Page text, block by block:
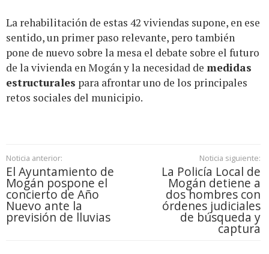
La rehabilitación de estas 42 viviendas supone, en ese
sentido, un primer paso relevante, pero también
pone de nuevo sobre la mesa el debate sobre el futuro
de la vivienda en Mogán y la necesidad de medidas
estructurales para afrontar uno de los principales
retos sociales del municipio.
Noticia anterior:
El Ayuntamiento de
Mogán pospone el
concierto de Año
Nuevo ante la
previsión de lluvias
Noticia siguiente:
La Policía Local de
Mogán detiene a
dos hombres con
órdenes judiciales
de búsqueda y
captura